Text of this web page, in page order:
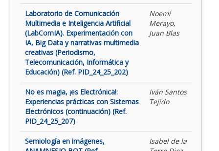
Laboratorio de Comunicación
Multimedia e Inteligencia Artificial
(LabComIA). Experimentación con
IA, Big Data y narrativas multimedia
creativas (Periodismo,
Telecomunicación, Informática y
Educación) (Ref. PID_24_25_202)
Noemí
Merayo,
Juan Blas
No es magia, ¡es Electrónica!:
Experiencias prácticas con Sistemas
Electrónicos (continuación) (Ref.
PID_24_25_207)
Iván Santos
Tejido
Semiología en imágenes,
Isabel de la